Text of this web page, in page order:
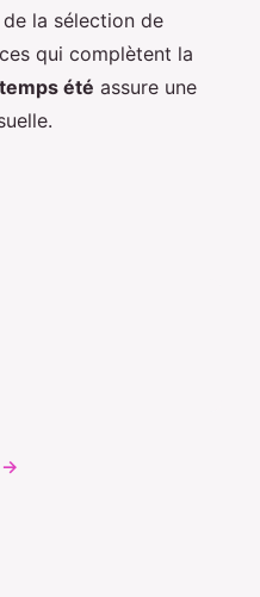
la sélection de
qui complètent la
été assure une
→